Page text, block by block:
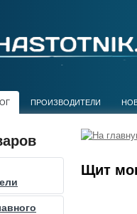
ПРОИЗВОДИТЕЛИ
Щит